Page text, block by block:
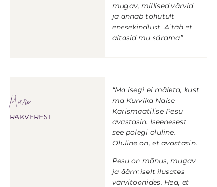
mugav, millised värvid
ja annab tohutult
enesekindlust. Aitäh et
aitasid mu särama”
Mare
RAKVEREST
“Ma isegi ei mäleta, kust
ma Kurvika Naise
Karismaatilise Pesu
avastasin. Iseenesest
see polegi oluline.
Oluline on, et avastasin.
Pesu on mõnus, mugav
ja äärmiselt ilusates
värvitoonides. Hea, et